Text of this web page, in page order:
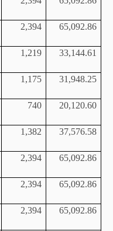
2,394 65,092.86
1,219 33,144.61
1,175 31,948.25
740 20,120.60
1,382 37,576.58
2,394 65,092.86
2,394 65,092.86
2,394 65,092.86